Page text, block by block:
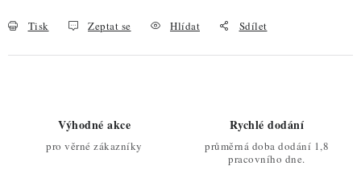
Tisk Zeptat se Hlídat Sdílet
Výhodné akce
pro věrné zákazníky
Rychlé dodání
průměrná doba dodání 1,8
pracovního dne.